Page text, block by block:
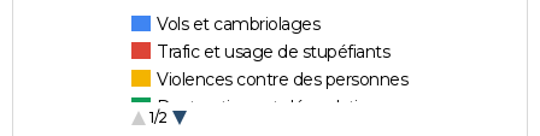
Vols et cambriolages
Trafic et usage de stupéfiants
Violences contre des personnes
Destructions et dégradations
1/2